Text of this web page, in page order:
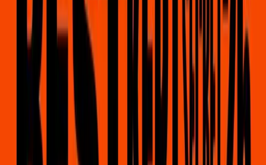
Nieuws
Contact
BEST KEPT SECRET
Geschreven op
01-06-2026
EDITIE 12